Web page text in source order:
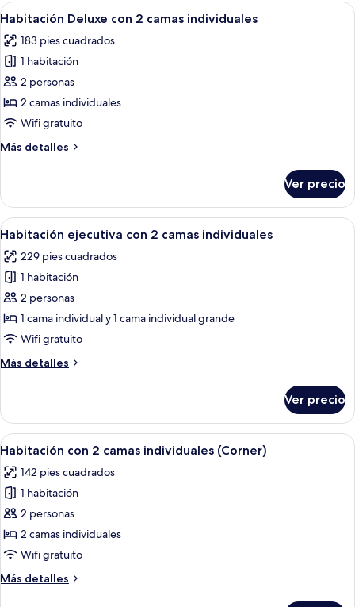
Abrir
todas
las
fotos
de
Habitación
Deluxe
2
Una habitación de hotel con dos
5
Habitación Deluxe con 2 camas individuales
183 pies cuadrados
1 habitación
2 personas
2 camas individuales
Wifi gratuito
Más detalles
Más
Deluxe
con
2
individuales
Ver precio
Abrir
todas
las
fotos
de
Habitación
ejecutiva
2
Una habitación de hotel con dos
6
Habitación ejecutiva con 2 camas individuales
229 pies cuadrados
1 habitación
2 personas
1 cama individual y 1 cama individual grande
Wifi gratuito
Más detalles
Más
ejecutiva
con
2
individuales
Ver precio
Abrir
todas
las
fotos
de
Habitación
con
camas
Habitación de hotel con una cama
6
Habitación con 2 camas individuales (Corner)
142 pies cuadrados
1 habitación
2 personas
2 camas individuales
Wifi gratuito
Más detalles
Más